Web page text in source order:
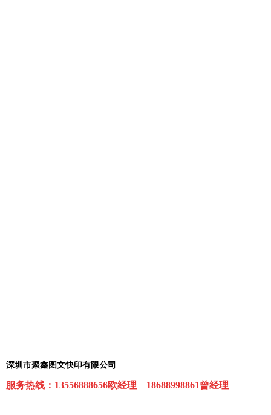
深圳市聚鑫图文快印有限公司
服务热线 ：13556888656欧经理 18688998861曾经理